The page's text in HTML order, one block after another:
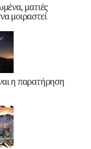
ματιές
μοιραστεί
η παρατήρηση